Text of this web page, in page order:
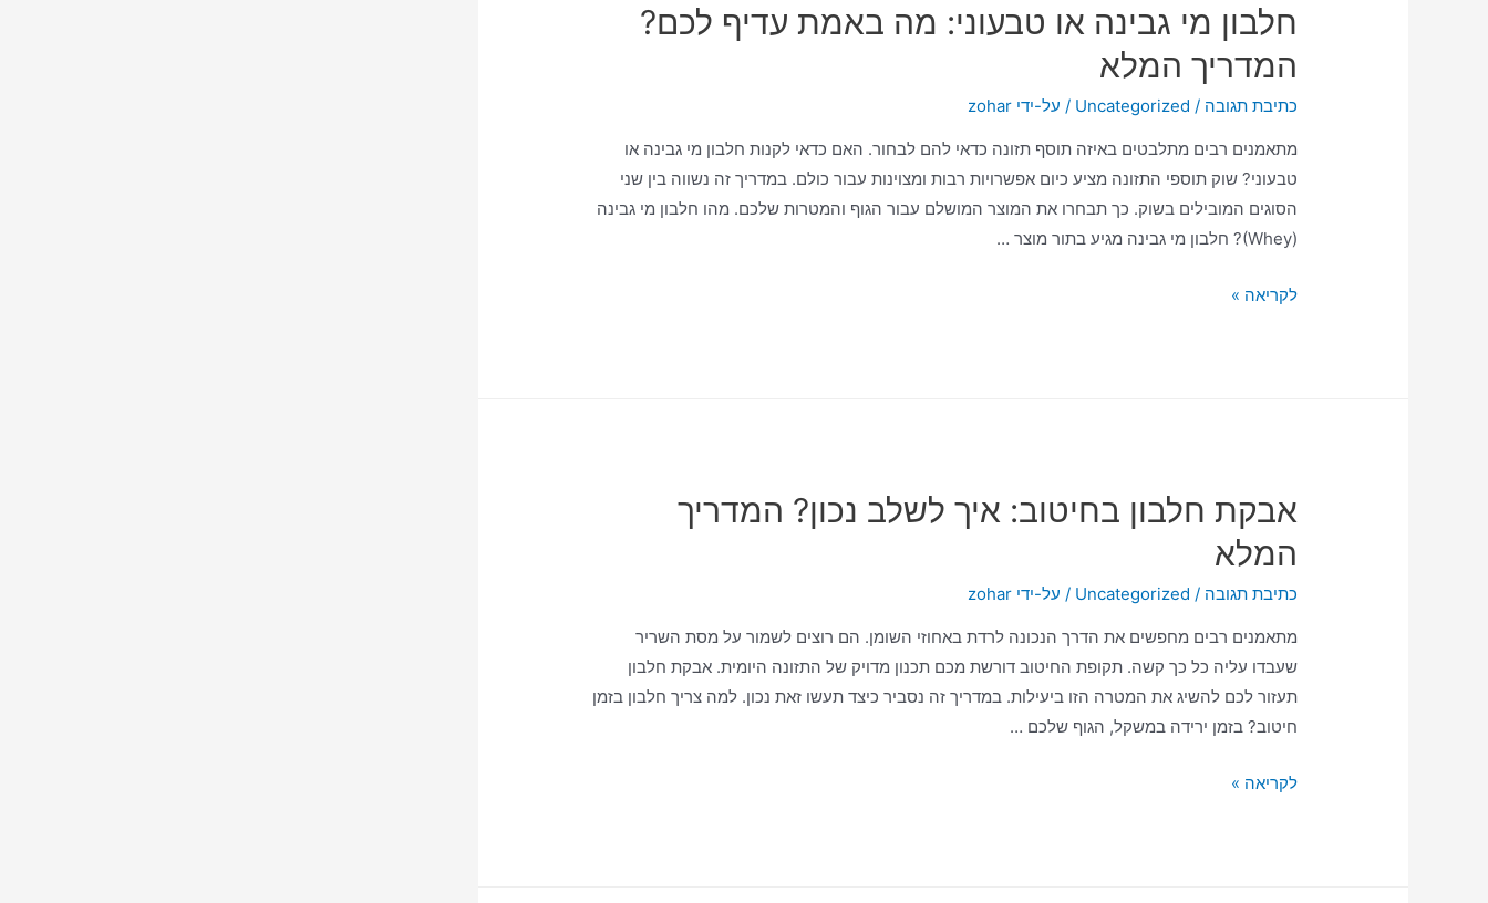
חלבון מי גבינה או טבעוני: מה באמת עדיף לכם?
המדריך המלא
כתיבת תגובה /
Uncategorized / על-ידי zohar
מתאמנים רבים מתלבטים באיזה תוסף תזונה כדאי להם לבחור. האם כדאי לקנות חלבון מי גבינה או
טבעוני? שוק תוספי התזונה מציע כיום אפשרויות רבות ומצוינות עבור כולם. במדריך זה נשווה בין שני
הסוגים המובילים בשוק. כך תבחרו את המוצר המושלם עבור הגוף והמטרות שלכם. מהו חלבון מי גבינה
(Whey)? חלבון מי גבינה מגיע בתור מוצר …
לקריאה »
אבקת חלבון בחיטוב: איך לשלב נכון? המדריך
המלא
כתיבת תגובה /
Uncategorized / על-ידי zohar
מתאמנים רבים מחפשים את הדרך הנכונה לרדת באחוזי השומן. הם רוצים לשמור על מסת השריר
שעבדו עליה כל כך קשה. תקופת החיטוב דורשת מכם תכנון מדויק של התזונה היומית. אבקת חלבון
תעזור לכם להשיג את המטרה הזו ביעילות. במדריך זה נסביר כיצד תעשו זאת נכון. למה צריך חלבון בזמן
חיטוב? בזמן ירידה במשקל, הגוף שלכם …
לקריאה »